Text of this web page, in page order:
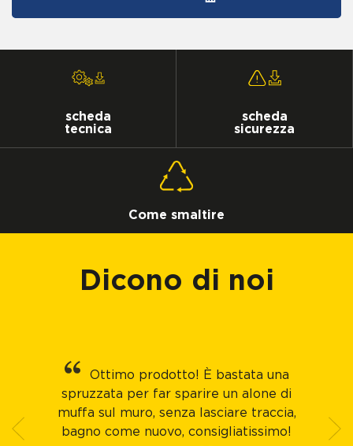
scheda
tecnica
scheda
sicurezza
Come smaltire
Dicono di noi
Ottimo prodotto! È bastata una
spruzzata per far sparire un alone di
muffa sul muro, senza lasciare traccia,
bagno come nuovo, consigliatissimo!